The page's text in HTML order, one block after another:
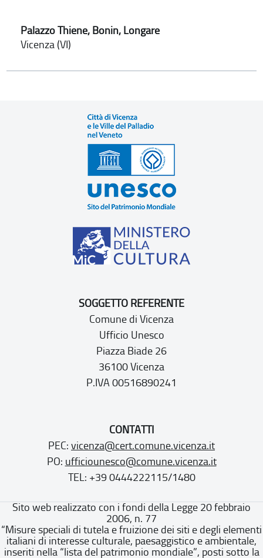
Palazzo Thiene, Bonin, Longare
Vicenza (VI)
SOGGETTO REFERENTE
Comune di Vicenza
Ufficio Unesco
Piazza Biade 26
36100 Vicenza
P.IVA 00516890241
CONTATTI
PEC: vicenza@cert.comune.vicenza.it
PO: ufficiounesco@comune.vicenza.it
TEL: +39 0444222115/1480
Sito web realizzato con i fondi della Legge 20 febbraio
2006, n. 77
“Misure speciali di tutela e fruizione dei siti e degli elementi
italiani di interesse culturale, paesaggistico e ambientale,
inseriti nella “lista del patrimonio mondiale”, posti sotto la